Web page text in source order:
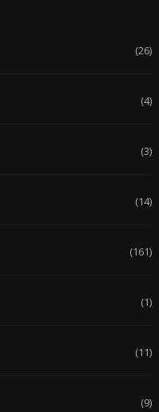
(26)
(4)
(3)
(14)
(161)
(1)
(11)
(9)